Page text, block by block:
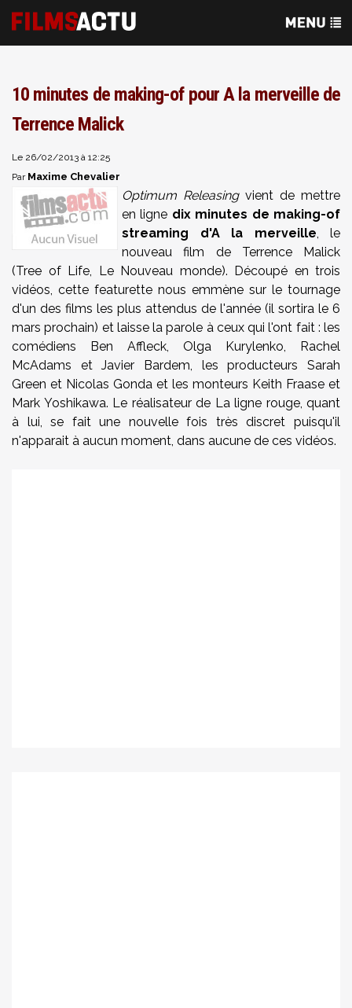
10 minutes de making-of pour A la merveille de
Terrence Malick
Le 26/02/2013 à 12:25
Par Maxime Chevalier
Optimum Releasingvient de mettre
en ligne dix minutes de making-of
streaming d'A la merveille, le
nouveau film de Terrence Malick
(Tree of Life, Le Nouveau monde). Découpé en trois
vidéos, cette featurette nous emmène sur le tournage
d'un des films les plus attendus de l'année (il sortira le 6
mars prochain) et laisse la parole à ceux qui l'ont fait : les
comédiens Ben Affleck, Olga Kurylenko, Rachel
McAdams et Javier Bardem, les producteurs Sarah
Green et Nicolas Gonda et les monteurs Keith Fraase et
Mark Yoshikawa. Le réalisateur de La ligne rouge, quant
à lui, se fait une nouvelle fois très discret puisqu'il
n'apparait à aucun moment, dans aucune de ces vidéos.